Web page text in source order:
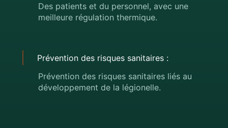
Des patients et du personnel, avec une
meilleure régulation thermique.
Prévention des risques sanitaires :
Prévention des risques sanitaires liés au
développement de la légionelle.